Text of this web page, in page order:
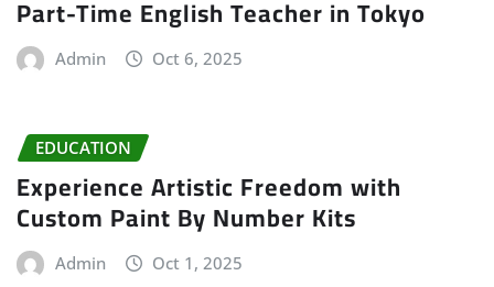
Part-Time English Teacher in Tokyo
Admin Oct 6, 2025
EDUCATION
Experience Artistic Freedom with
Custom Paint By Number Kits
Admin Oct 1, 2025